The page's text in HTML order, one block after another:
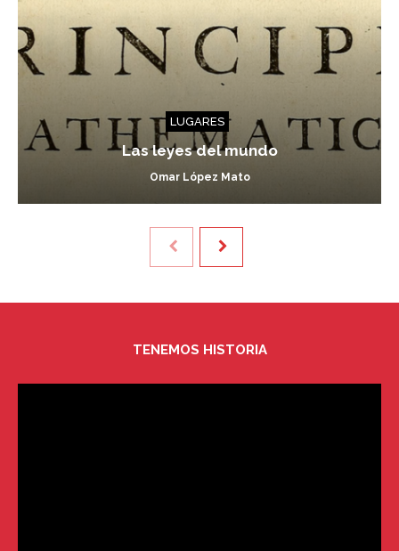
LUGARES
Las leyes del mundo
Omar López Mato
TENEMOS HISTORIA